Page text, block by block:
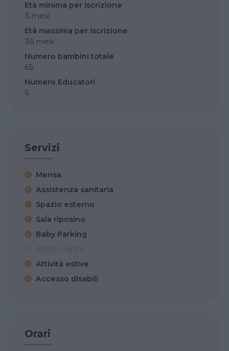
Età minima per iscrizione
3 mesi
Età massima per iscrizione
36 mesi
Numero bambini totale
65
Numero Educatori
6
Servizi
Mensa
Assistenza sanitaria
Spazio esterno
Sala riposino
Baby Parking
Attività estive
Accesso disabili
Orari